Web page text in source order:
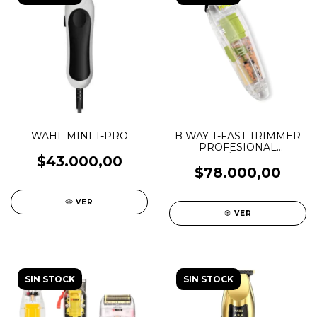
WAHL MINI T-PRO
$43.000,00
VER
B WAY T-FAST TRIMMER
PROFESIONAL
$78.000,00
VER
SIN STOCK SIN STOCK